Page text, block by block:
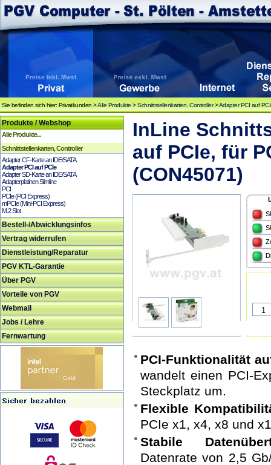
Sie befinden sich hier: Privatkunden >Alle Produkte >Schnittstellenkarten, Controller>Adapter PCI auf
Produkte / Webshop
Alle Produkte...
Schnittstellenkarten, Controller
Adapter CF-Karte an IDE/SATA
Adapter PCI auf PCIe
Adapter SD-Karte an IDE/SATA
Adapterplatinen Slimline
PCI
PCIe (PCI Express)
mPCIe (Mini-PCI Express)
M.2 Slot
Bestell-/Abwicklungsinfos
Vertrag widerrufen
Dienstleistung/Reparatur
PGV KTL-Garantie
Über PGV
Vorteile von PGV
Webmail
Jobs / Lehre
Fernwartung
InLine
auf PCIe, für
(CON45071)
PCI-Funktionalität
wandelt einen PCI-
Steckplatz um.
Flexible
PCIe x1, x4, x8 und
Stabile
Datenrate von 2,5